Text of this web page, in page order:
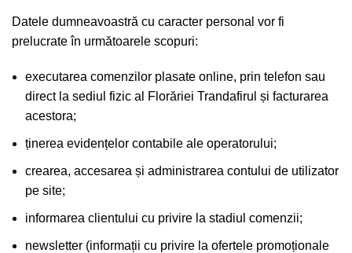
Datele dumneavoastră cu caracter personal vor fi
prelucrate în următoarele scopuri:
executarea comenzilor plasate online, prin telefon sau
direct la sediul fizic al Florăriei Trandafirul și facturarea
acestora;
ținerea evidențelor contabile ale operatorului;
crearea, accesarea și administrarea contului de utilizator
pe site;
informarea clientului cu privire la stadiul comenzii;
newsletter (informații cu privire la ofertele promoționale